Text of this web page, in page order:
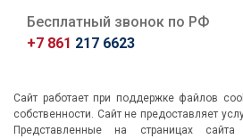
Бесплатный звонок по РФ
+7 861 217 6623
Сайт работает при поддержке файлов
собственности. Сайт не предоставляет
Представленные на страницах сайта